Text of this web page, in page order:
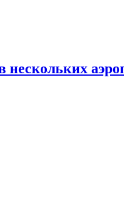
нескольких